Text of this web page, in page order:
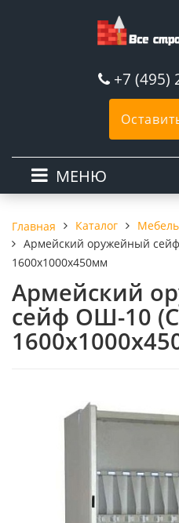
+7 (495)
МЕНЮ
Главная Каталог
Мебель
Армейский оружейный
1600x1000x450мм
Армейский
сейф ОШ-10